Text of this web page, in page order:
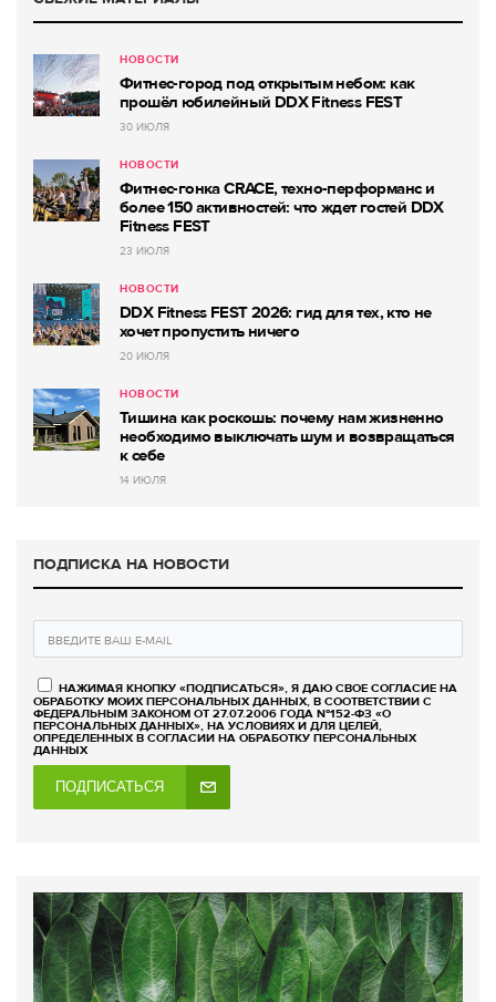
НОВОСТИ
Фитнес-город под открытым небом: как
прошёл юбилейный DDX Fitness FEST
30 ИЮЛЯ
НОВОСТИ
Фитнес-гонка CRACE, техно-перформанс и
более 150 активностей: что ждет гостей DDX
Fitness FEST
23 ИЮЛЯ
НОВОСТИ
DDX Fitness FEST 2026: гид для тех, кто не
хочет пропустить ничего
20 ИЮЛЯ
НОВОСТИ
Тишина как роскошь: почему нам жизненно
необходимо выключать шум и возвращаться
к себе
14 ИЮЛЯ
ПОДПИСКА НА НОВОСТИ
НАЖИМАЯ КНОПКУ «ПОДПИСАТЬСЯ», Я ДАЮ СВОЕ СОГЛАСИЕ НА
ОБРАБОТКУ МОИХ ПЕРСОНАЛЬНЫХ ДАННЫХ, В СООТВЕТСТВИИ С
ФЕДЕРАЛЬНЫМ ЗАКОНОМ ОТ 27.07.2006 ГОДА №152-ФЗ «О
ПЕРСОНАЛЬНЫХ ДАННЫХ», НА УСЛОВИЯХ И ДЛЯ ЦЕЛЕЙ,
ОПРЕДЕЛЕННЫХ В СОГЛАСИИ НА ОБРАБОТКУ ПЕРСОНАЛЬНЫХ
ДАННЫХ
ПОДПИСАТЬСЯ